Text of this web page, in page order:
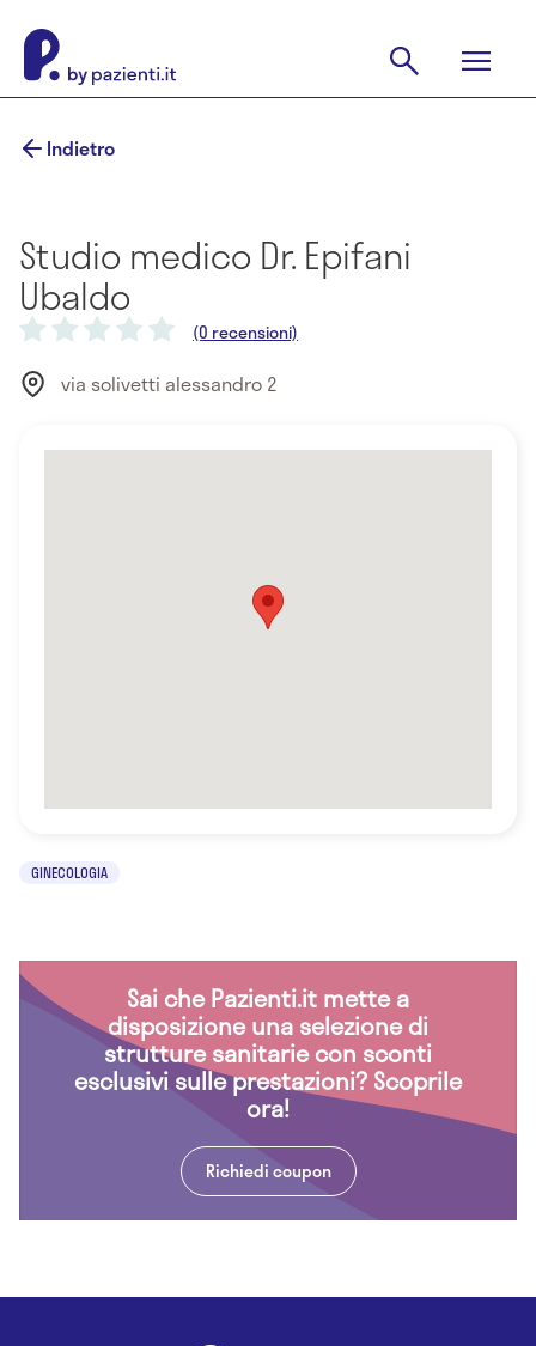
Indietro
Studio medico Dr. Epifani
Ubaldo
(0 recensioni)
via solivetti alessandro 2
GINECOLOGIA
Sai che Pazienti.it mette a
disposizione una selezione di
strutture sanitarie con sconti
esclusivi sulle prestazioni? Scoprile
ora!
Richiedi coupon